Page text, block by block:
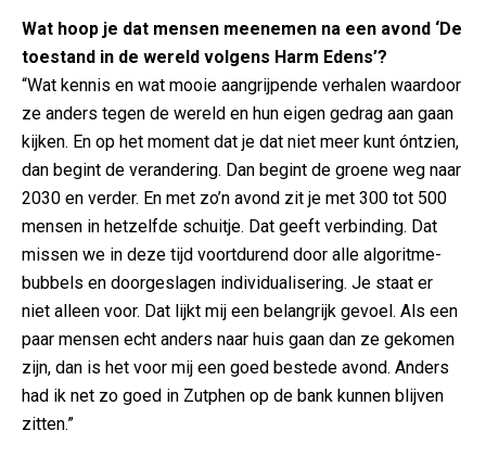
Wat hoop je dat mensen meenemen na een avond ‘De
toestand in de wereld volgens Harm Edens’?
“Wat kennis en wat mooie aangrijpende verhalen waardoor
ze anders tegen de wereld en hun eigen gedrag aan gaan
kijken. En op het moment dat je dat niet meer kunt óntzien,
dan begint de verandering. Dan begint de groene weg naar
2030 en verder. En met zo’n avond zit je met 300 tot 500
mensen in hetzelfde schuitje. Dat geeft verbinding. Dat
missen we in deze tijd voortdurend door alle algoritme-
bubbels en doorgeslagen individualisering. Je staat er
niet alleen voor. Dat lijkt mij een belangrijk gevoel. Als een
paar mensen echt anders naar huis gaan dan ze gekomen
zijn, dan is het voor mij een goed bestede avond. Anders
had ik net zo goed in Zutphen op de bank kunnen blijven
zitten.”